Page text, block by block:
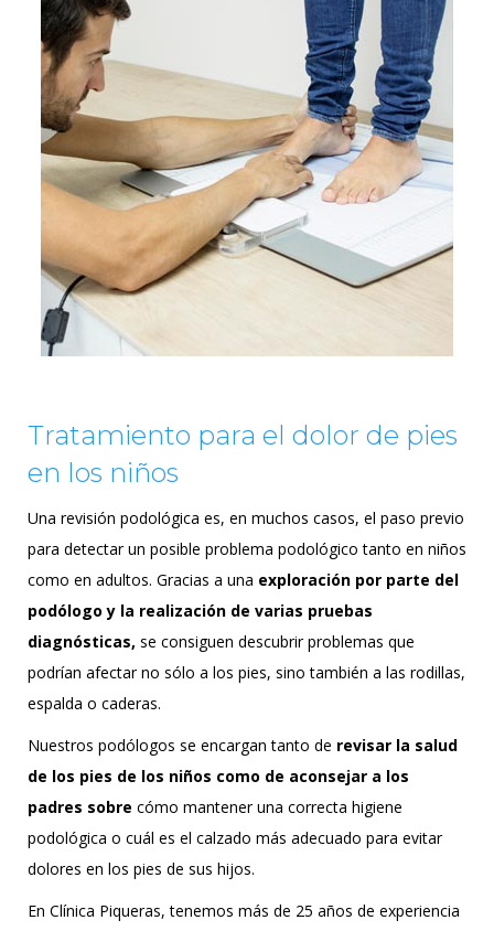
Tratamiento para el dolor de pies
en los niños
Una revisión podológica es, en muchos casos, el paso previo
para detectar un posible problema podológico tanto en niños
como en adultos. Gracias a una exploración por parte del
podólogo y la realización de varias pruebas
diagnósticas, se consiguen descubrir problemas que
podrían afectar no sólo a los pies, sino también a las rodillas,
espalda o caderas.
Nuestros podólogos se encargan tanto de revisar la salud
de los pies de los niños como de aconsejar a los
padres sobre cómo mantener una correcta higiene
podológica o cuál es el calzado más adecuado para evitar
dolores en los pies de sus hijos.
En Clínica Piqueras, tenemos más de 25 años de experiencia